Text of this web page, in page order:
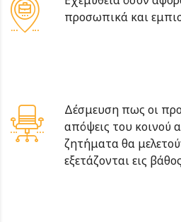
προσωπικά και
Δέσμευση πως οι
απόψεις του κοινού
ζητήματα θα
εξετάζονται εις